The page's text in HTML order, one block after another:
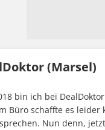
(Marsel)
bin ich bei
Büro schaffte es
Nun denn,